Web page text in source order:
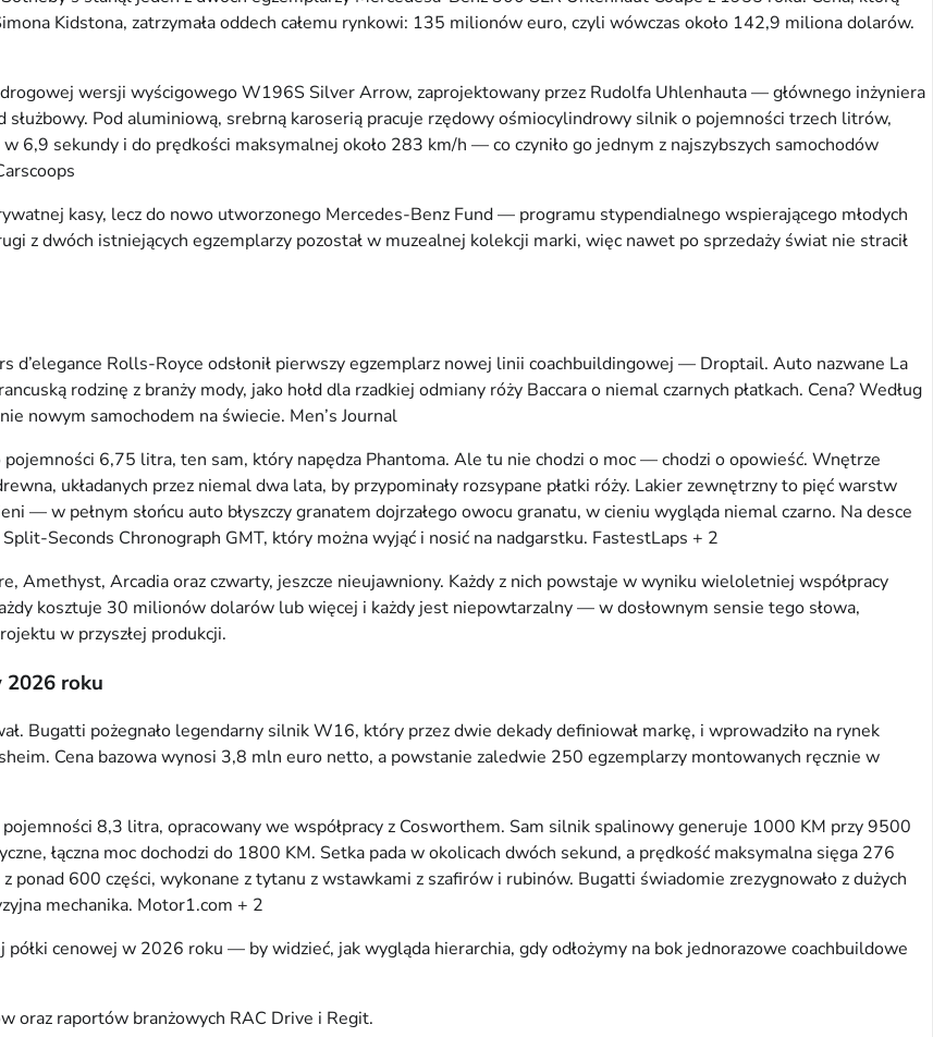
Kidstona, zatrzymała oddech całemu rynkowi: 135 milionów euro, czyli wówczas około 142,9 miliona dolarów.
wersji wyścigowego W196S Silver Arrow, zaprojektowany przez Rudolfa Uhlenhauta — głównego inżyniera
Pod aluminiową, srebrną karoserią pracuje rzędowy ośmiocylindrowy silnik o pojemności trzech litrów,
6,9 sekundy i do prędkości maksymalnej około 283 km/h — co czyniło go jednym z najszybszych samochodów
kasy, lecz do nowo utworzonego Mercedes-Benz Fund — programu stypendialnego wspierającego młodych
z dwóch istniejących egzemplarzy pozostał w muzealnej kolekcji marki, więc nawet po sprzedaży świat nie stracił
d’elegance Rolls-Royce odsłonił pierwszy egzemplarz nowej linii coachbuildingowej — Droptail. Auto nazwane La
rodzinę z branży mody, jako hołd dla rzadkiej odmiany róży Baccara o niemal czarnych płatkach. Cena? Według
nowym samochodem na świecie. Men’s Journal
6,75 litra, ten sam, który napędza Phantoma. Ale tu nie chodzi o moc — chodzi o opowieść. Wnętrze
układanych przez niemal dwa lata, by przypominały rozsypane płatki róży. Lakier zewnętrzny to pięć warstw
— w pełnym słońcu auto błyszczy granatem dojrzałego owocu granatu, w cieniu wygląda niemal czarno. Na desce
Seconds Chronograph GMT, który można wyjąć i nosić na nadgarstku. FastestLaps + 2
Amethyst, Arcadia oraz czwarty, jeszcze nieujawniony. Każdy z nich powstaje w wyniku wieloletniej współpracy
kosztuje 30 milionów dolarów lub więcej i każdy jest niepowtarzalny — w dosłownym sensie tego słowa,
w przyszłej produkcji.
2026 roku
Bugatti pożegnało legendarny silnik W16, który przez dwie dekady definiował markę, i wprowadziło na rynek
Cena bazowa wynosi 3,8 mln euro netto, a powstanie zaledwie 250 egzemplarzy montowanych ręcznie w
8,3 litra, opracowany we współpracy z Cosworthem. Sam silnik spalinowy generuje 1000 KM przy 9500
łączna moc dochodzi do 1800 KM. Setka pada w okolicach dwóch sekund, a prędkość maksymalna sięga 276
ponad 600 części, wykonane z tytanu z wstawkami z szafirów i rubinów. Bugatti świadomie zrezygnowało z dużych
mechanika. Motor1.com + 2
cenowej w 2026 roku — by widzieć, jak wygląda hierarchia, gdy odłożymy na bok jednorazowe coachbuildowe
oraz raportów branżowych RAC Drive i Regit.